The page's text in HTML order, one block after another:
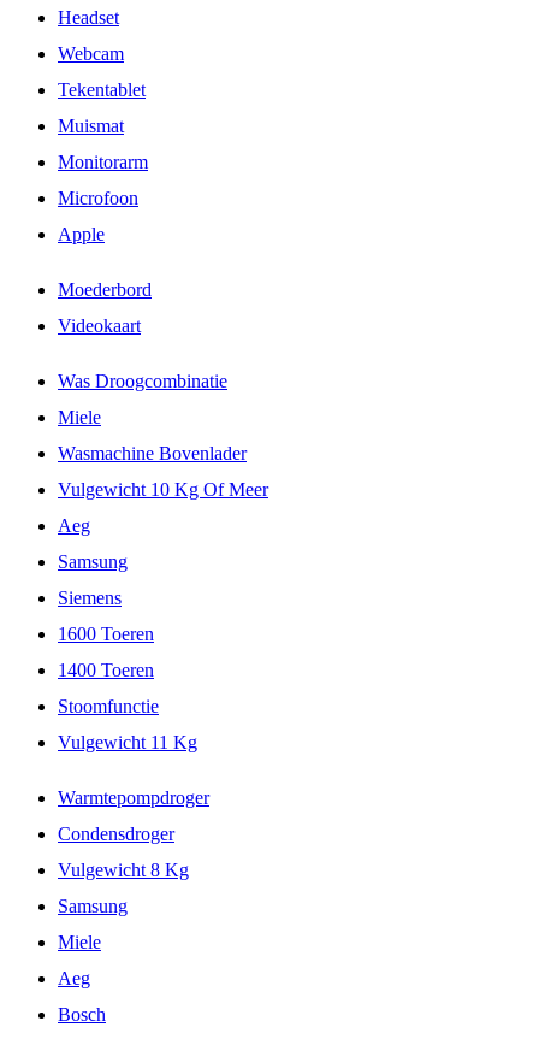
Headset
Webcam
Tekentablet
Muismat
Monitorarm
Microfoon
Apple
Moederbord
Videokaart
Was Droogcombinatie
Miele
Wasmachine Bovenlader
Vulgewicht 10 Kg Of Meer
Aeg
Samsung
Siemens
1600 Toeren
1400 Toeren
Stoomfunctie
Vulgewicht 11 Kg
Warmtepompdroger
Condensdroger
Vulgewicht 8 Kg
Samsung
Miele
Aeg
Bosch